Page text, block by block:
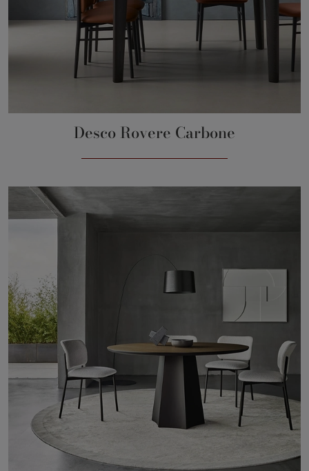
Desco Rovere Carbone